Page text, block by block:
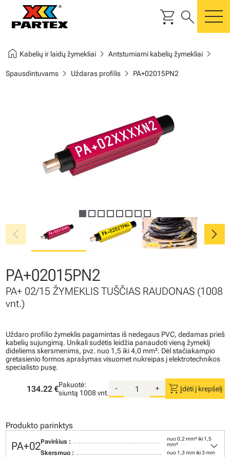
shopping_cart search
home Kabelių ir laidų žymekliaichevron_right Antstumiami kabelių žymekliaichevron_right
Spausdintuvamschevron_right Uždaras profilischevron_right PA+02015PN2
chevron_left chevron_right
PA+02015PN2
PA+ 02/15 ŽYMEKLIS TUŠČIAS RAUDONAS (1008
vnt.)
Uždaro profilio žymeklis pagamintas iš nedegaus PVC, dedamas prieš
kabelių sujungimą. Unikali sudėtis leidžia panaudoti vieną žymeklį
dideliems skersmenims, pvz. nuo 1,5 iki 4,0 mm². Dėl stačiakampio
gretasienio formos aprašymas visuomet nukreipas į elektrotechnikos
specialisto pusę.
134.22 €Pakuotė:
siuntą 1008 vnt.
- + shopping_cart Įdėti į krepšelį
Produkto parinktys
PA+02Paviršius :
nuo 0,2 mm² iki 1,5
mm²
Skersmuo : nuo 1,3 mm iki 3 mm
keyboard_arrow_down